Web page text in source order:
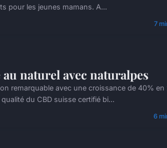
pour les jeunes mamans. A...
7
naturel avec naturalpes
remarquable avec une croissance de 40%
du CBD suisse certifié bi...
6